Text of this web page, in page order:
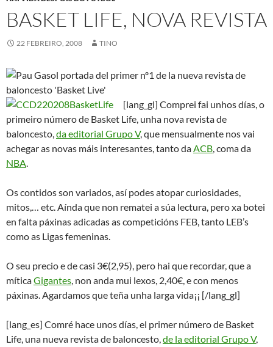
BASKET LIFE, NOVA REVISTA
22 FEBREIRO, 2008 TINO
[lang_gl] Comprei fai unhos días, o
primeiro número de Basket Life, unha nova revista de
baloncesto,da editorial Grupo V, que mensualmente nos vai
achegar as novas máis interesantes, tanto daACB, coma da
NBA.
Os contidos son variados, así podes atopar curiosidades,
mitos,… etc. Aínda que non rematei a súa lectura, pero xa botei
en falta páxinas adicadas as competicións FEB, tanto LEB’s
como as Ligas femeninas.
O seu precio e de casi 3€(2,95), pero hai que recordar, que a
míticaGigantes, non anda mui lexos, 2,40€, e con menos
páxinas. Agardamos que teña unha larga vida¡¡ [/lang_gl]
[lang_es] Comré hace unos días, el primer número de Basket
Life, una nueva revista de baloncesto,de la editorial Grupo V,